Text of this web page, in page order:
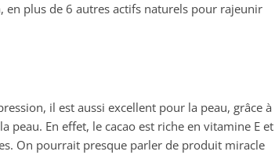
en plus de 6 autres actifs naturels pour rajeunir
il est aussi excellent pour la peau, grâce à
En effet, le cacao est riche en vitamine E et
On pourrait presque parler de produit miracle